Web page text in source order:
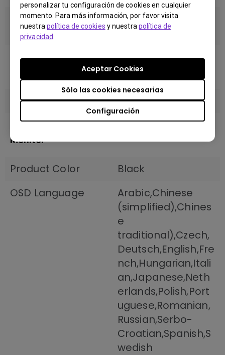
personalizar tu configuración de cookies en cualquier
momento. Para más información, por favor visita
nuestra política de cookies y nuestra política de
privacidad
Configuración
Sólo las cookies necesarias
Aceptar Cookies
Encontrar una tienda
Color temperature
Reddish/Normal/Bl
uish/User mode
Headphone Jack Yes
Monitor
Product Color
Black
OSD Language
Arabic,Chinese
(simplified),Chines
e
traditional),Czech,
Deutsch,English,Fre
nch,Hungarian,Itali
an,Japanese,Neth
erlands,Polish,Port
uguese,Romanian,
Russian,Serbo-
Croatian,Spanish,S
wedish